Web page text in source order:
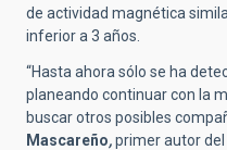
de actividad magnética
inferior a 3 años.
“Hasta ahora sólo se ha
planeando continuar con la
buscar otros posibles
Mascareño,primer autor del